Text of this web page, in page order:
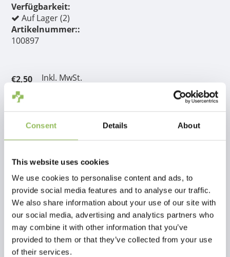
Consent Details About
This website uses cookies
We use cookies to personalise content and ads, to
provide social media features and to analyse our traffic.
We also share information about your use of our site with
our social media, advertising and analytics partners who
may combine it with other information that you’ve
provided to them or that they’ve collected from your use
of their services.
Verfügbarkeit:
Auf Lager (2)
Artikelnummer::
100897
€2,50
Inkl. MwSt.
Beschreibung
Bewertungen
This article has no reviews yet
Eigene Bewertung erstellen